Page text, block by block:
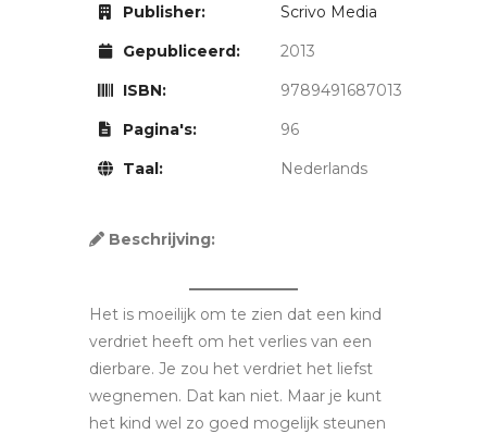
Publisher:
Scrivo Media
Gepubliceerd:
2013
ISBN:
9789491687013
Pagina's:
96
Taal:
Nederlands
Beschrijving:
Het is moeilijk om te zien dat een kind
verdriet heeft om het verlies van een
dierbare. Je zou het verdriet het liefst
wegnemen. Dat kan niet. Maar je kunt
het kind wel zo goed mogelijk steunen